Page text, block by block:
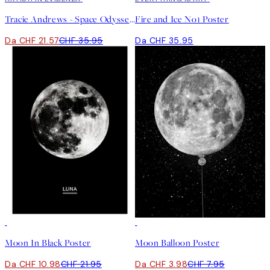
Tracie Andrews - Space Odyssey Poster
Da CHF 21.57CHF 35.95
Fire and Ice No1 Poster
Da CHF 35.95
Moon In Black Poster
Da CHF 10.98CHF 21.95
Moon Balloon Poster
Da CHF 3.98CHF 7.95